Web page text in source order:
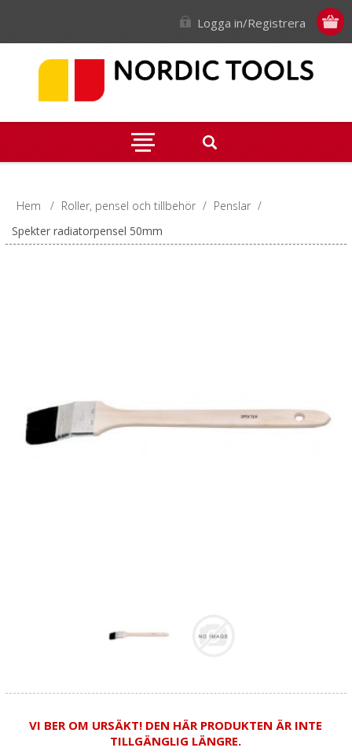
Logga in/Registrera
Hem / Roller, pensel och tillbehör / Penslar /
Spekter radiatorpensel 50mm
VI BER OM URSÄKT! DEN HÄR PRODUKTEN ÄR INTE
TILLGÄNGLIG LÄNGRE.